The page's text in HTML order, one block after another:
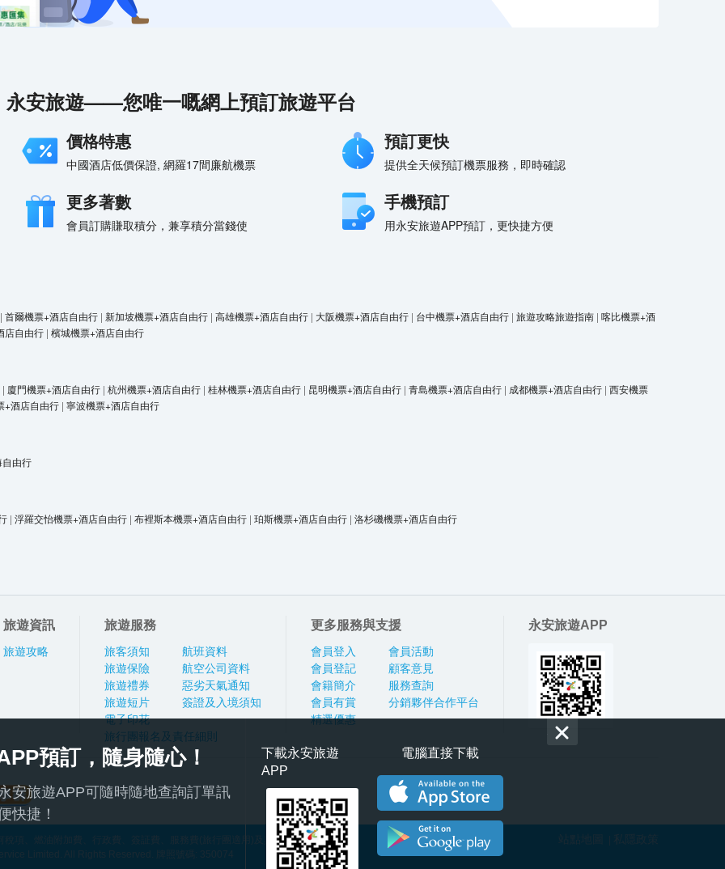
永安旅遊——您唯一嘅網上預訂旅遊平台
價格特惠
中國酒店低價保證, 網羅17間廉航機票
預訂更快
提供全天候預訂機票服務，即時確認
更多著數
會員訂購賺取積分，兼享積分當錢使
手機預訂
用永安旅遊APP預訂，更快捷方便
首爾機票+酒店自由行 | 新加坡機票+酒店自由行 | 高雄機票+酒店自由行 | 大阪機票+酒店自由行 | 台中機票+酒店自由行 | 旅遊攻略旅遊指南 | 喀比機票+酒
店自由行 | 檳城機票+酒店自由行
| 廈門機票+酒店自由行 | 杭州機票+酒店自由行 | 桂林機票+酒店自由行 | 昆明機票+酒店自由行 | 青島機票+酒店自由行 | 成都機票+酒店自由行 | 西安機票
+酒店自由行 | 寧波機票+酒店自由行
自由行
| 浮羅交怡機票+酒店自由行 | 布裡斯本機票+酒店自由行 | 珀斯機票+酒店自由行 | 洛杉磯機票+酒店自由行
旅遊資訊
旅遊攻略
旅遊服務
旅客須知
旅遊保險
旅遊禮券
旅遊短片
電子印花
航班資料
航空公司資料
惡劣天氣通知
簽證及入境須知
旅行團報名及責任細則
更多服務與支援
會員登入
會員登記
會籍簡介
會員有賞
精選優惠
會員活動
顧客意見
服務查詢
分銷夥伴合作平台
永安旅遊APP
項、燃油附加費、行政費、簽証費、服務費(旅行團適用)及其他應繳費用
預訂，隨身隨心！
安旅遊APP可隨時隨地查詢訂單訊
快捷！
下載永安旅遊
APP
電腦直接下載